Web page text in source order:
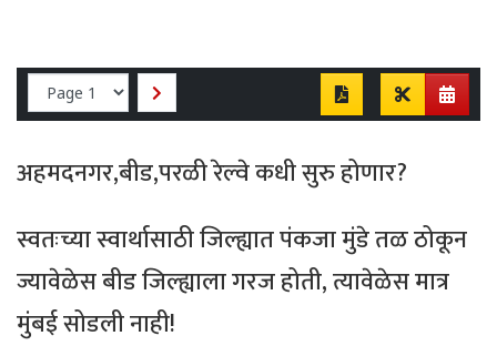
अहमदनगर,बीड,परळी रेल्वे कधी सुरु होणार?
स्वतःच्या स्वार्थासाठी जिल्ह्यात पंकजा मुंडे तळ ठोकून
ज्यावेळेस बीड जिल्ह्याला गरज होती, त्यावेळेस मात्र
मुंबई सोडली नाही!